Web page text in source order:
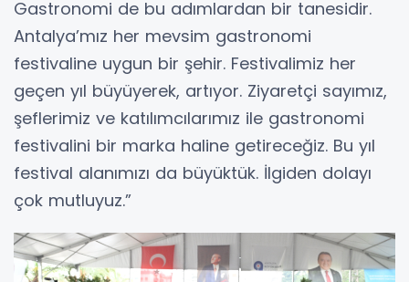
Gastronomi de bu adımlardan bir tanesidir.
Antalya’mız her mevsim gastronomi
festivaline uygun bir şehir. Festivalimiz her
geçen yıl büyüyerek, artıyor. Ziyaretçi sayımız,
şeflerimiz ve katılımcılarımız ile gastronomi
festivalini bir marka haline getireceğiz. Bu yıl
festival alanımızı da büyüktük. İlgiden dolayı
çok mutluyuz.”